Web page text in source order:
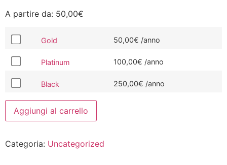
A partire da: 50,00€
Gold 50,00€ /anno
Platinum 100,00€ /anno
Black 250,00€ /anno
Aggiungi al carrello
Categoria: Uncategorized